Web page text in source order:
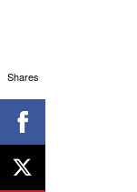
Shares